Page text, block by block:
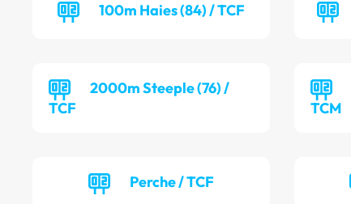
100m Haies (84) / TCF
2000m Steeple (76) /
TCF
TCM
Perche / TCF